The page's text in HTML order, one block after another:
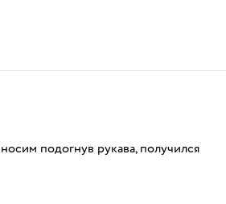
подогнув рукава, получился